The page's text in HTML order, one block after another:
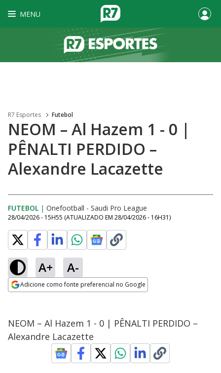
MENU
R7 Esportes Futebol
NEOM – Al Hazem 1 - 0 |
PÊNALTI PERDIDO –
Alexandre Lacazette
FUTEBOL | Onefootball - Saudi Pro League
28/04/2026 - 15H55 (ATUALIZADO EM 28/04/2026 - 16H31)
A+ A-
Adicione como fonte preferencial no Google
NEOM – Al Hazem 1 - 0 | PÊNALTI PERDIDO –
Alexandre Lacazette